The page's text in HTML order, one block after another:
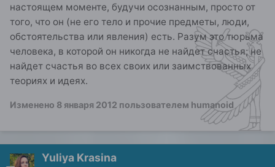
настоящем моменте, будучи осознанным, просто от
того, что он (не его тело и прочие предметы, люди,
обстоятельства или явления) есть. Разум это тюрьма
человека, в которой он никогда не найдет счастья; не
найдет счастья во всех своих или заимствованных
теориях и идеях.
Изменено 8 января 2012 пользователем humanoid
Yuliya Krasina